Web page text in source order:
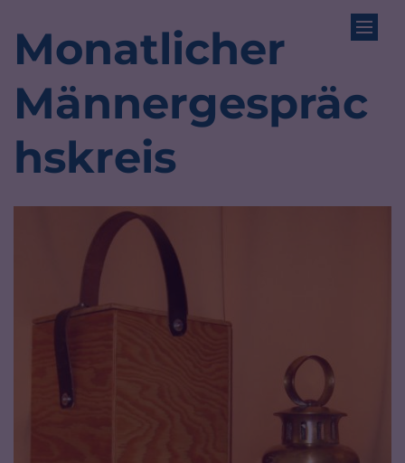
Zum Inhalt springen
Monatlicher
Männergespräc
hskreis